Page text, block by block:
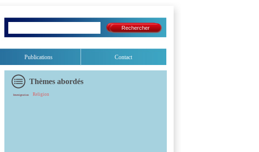
Publications Contact
Thèmes abordés
Immigration Religion